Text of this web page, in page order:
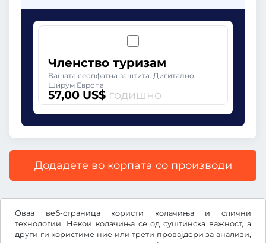
Оваа веб-страница користи колачиња и слични
технологии. Некои колачиња се од суштинска важност, а
други ги користиме ние или трети провајдери за анализи,
Членство туризам
Вашата сеопфатна заштита. Дигитално.
Ширум Европа
57,00 US$ годишно
Додадете во корпата со производи
Сите цени со вклучен законски ДДВ.